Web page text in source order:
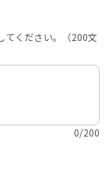
てください。（200文
0/200